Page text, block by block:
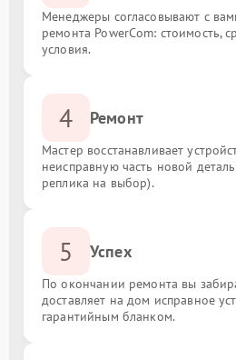
Менеджеры согласовывают с
ремонта PowerCom: стоимость,
условия.
4 Ремонт
Мастер восстанавливает
неисправную часть новой
реплика на выбор).
5 Успех
По окончании ремонта вы
доставляет на дом исправное
гарантийным бланком.